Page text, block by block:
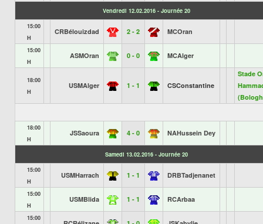
Vendredi 12.02.2016 - Journée 20
15:00
H
CRBélouizdad 2 - 2 MCOran
15:00
H
ASMOran 0 - 0 MCAlger
18:00
H
USMAlger 1 - 1 CSConstantine
Stade
18:00
H
JSSaoura 4 - 0 NAHussein Dey
Samedi 13.02.2016 - Journée 20
15:00
H
USMHarrach 1 - 1 DRBTadjenanet
15:00
H
USMBlida 1 - 1 RCArbaa
15:00